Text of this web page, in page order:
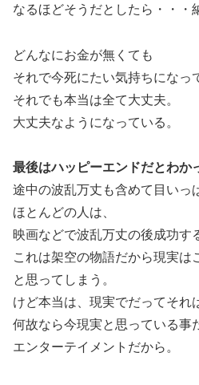
なるほどそうだとしたら・・・
どんなにお金が無くても
それで今死にたい気持ちになっ
それでも本当は全て大丈夫。
大丈夫なようになっている。
最後はハッピーエンドだとわか
途中の波乱万丈も含めて目いっ
ほとんどの人は、
映画などで波乱万丈の後成功す
これは架空の物語だから現実は
と思ってしまう。
けど本当は、現実でだってそれ
何故なら今現実と思っている事
エンターテイメントだから。